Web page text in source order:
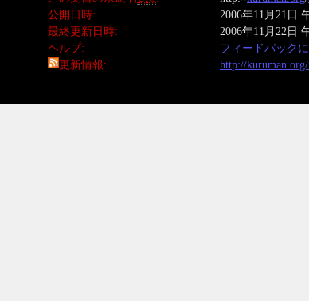
公開日時
2006年11月21日
最終更新日時
2006年11月22日
ヘルプ
フィードバック
更新情報
http://